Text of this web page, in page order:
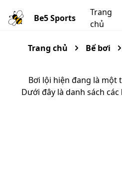
Be5 Sports
Trang
chủ
Trang chủ Bể bơi
Bơi lội hiện đang là một
Dưới đây là danh sách các